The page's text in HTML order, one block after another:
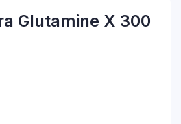
Glutamine X 300